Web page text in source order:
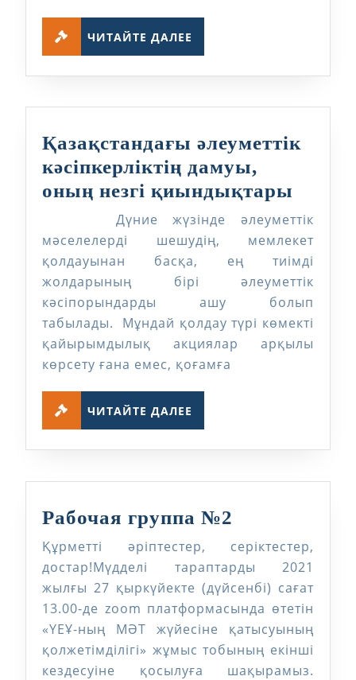
ЧИТАЙТЕ ДАЛЕЕ
Қазақстандағы әлеуметтік
кәсіпкерліктің дамуы,
оның незгі қиындықтары
оның
незгі
Дүние жүзінде әлеуметтік
мәселелерді шешудің, мемлекет
қолдауынан басқа, ең тиімді
жолдарының бірі әлеуметтік
кәсіпорындарды ашу болып
табылады. Мұндай қолдау түрі көмекті
қайырымдылық акциялар арқылы
көрсету ғана емес, қоғамға
ЧИТАЙТЕ ДАЛЕЕ
Рабочая группа №2
группа
№2
Құрметті әріптестер, серіктестер,
достар!Мүдделі тараптарды 2021
жылғы 27 қыркүйекте (дүйсенбі) сағат
13.00-де zoom платформасында өтетін
«ҮЕҰ-ның МӘТ жүйесіне қатысуының
қолжетімділігі» жұмыс тобының екінші
кездесуіне қосылуға шақырамыз.